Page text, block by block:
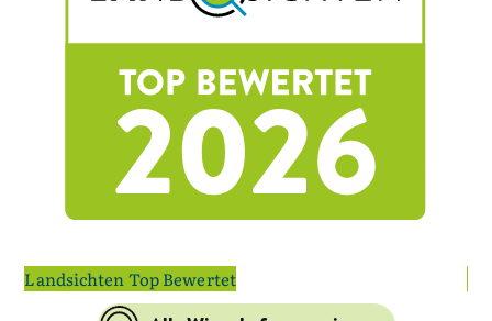
Landsichten Top Bewertet